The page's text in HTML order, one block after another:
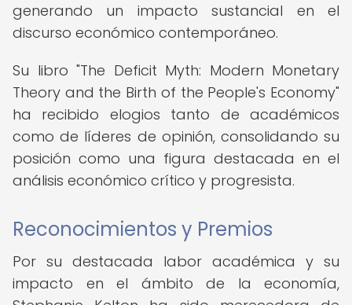
generando un impacto sustancial en el
discurso económico contemporáneo.
Su libro "The Deficit Myth: Modern Monetary
Theory and the Birth of the People's Economy"
ha recibido elogios tanto de académicos
como de líderes de opinión, consolidando su
posición como una figura destacada en el
análisis económico crítico y progresista.
Reconocimientos y Premios
Por su destacada labor académica y su
impacto en el ámbito de la economía,